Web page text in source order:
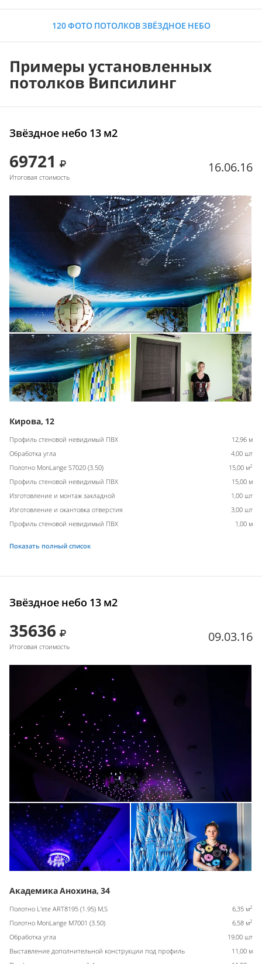
120 ФОТО ПОТОЛКОВ ЗВЁЗДНОЕ НЕБО
Примеры установленных
потолков Випсилинг
Звёздное небо 13 м2
69721
Итоговая стоимость
16.06.16
Кирова, 12
Профиль стеновой невидимый ПВХ
12,96 м
Обработка угла
4,00 шт
Полотно MonLange S7020 (3.50)
15,00 м2
Профиль стеновой невидимый ПВХ
15,00 м
Изготовление и монтаж закладной
1,00 шт
Изготовление и окантовка отверстия
3,00 шт
Профиль стеновой невидимый ПВХ
1,00 м
Показать полный список
Звёздное небо 13 м2
35636
Итоговая стоимость
09.03.16
Академика Анохина, 34
Полотно L'ete ART8195 (1.95) M,S 6,35 м2
Полотно MonLange M7001 (3.50) 6,58 м2
Обработка угла
19,00 шт
Выставление дополнительной конструкции под профиль
11,00 м